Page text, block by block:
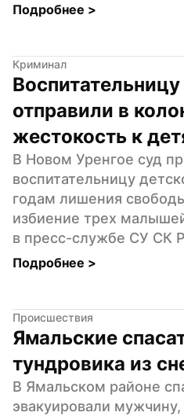
Подробнее >
Криминал
отправили в
жестокость к
В Новом Уренгое суд
воспитательницу
годам лишения
избиение трех
в пресс-службе СУ СК
Подробнее >
Происшествия
Ямальские
тундровика из
В Ямальском районе
эвакуировали мужчину,